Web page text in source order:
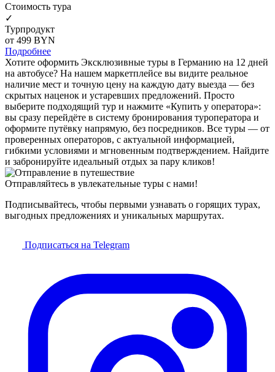
Cтоимость тура
✓
Турпродукт
от 499 BYN
Подробнее
Хотите оформить Эксклюзивные туры в Германию на 12 дней
на автобусе? На нашем маркетплейсе вы видите реальное
наличие мест и точную цену на каждую дату выезда — без
скрытых наценок и устаревших предложений. Просто
выберите подходящий тур и нажмите «Купить у оператора»:
вы сразу перейдёте в систему бронирования туроператора и
оформите путёвку напрямую, без посредников. Все туры — от
проверенных операторов, с актуальной информацией,
гибкими условиями и мгновенным подтверждением. Найдите
и забронируйте идеальный отдых за пару кликов!
Отправляйтесь в увлекательные туры с нами!
Подписывайтесь, чтобы первыми узнавать о горящих турах,
выгодных предложениях и уникальных маршрутах.
Подписаться на Telegram